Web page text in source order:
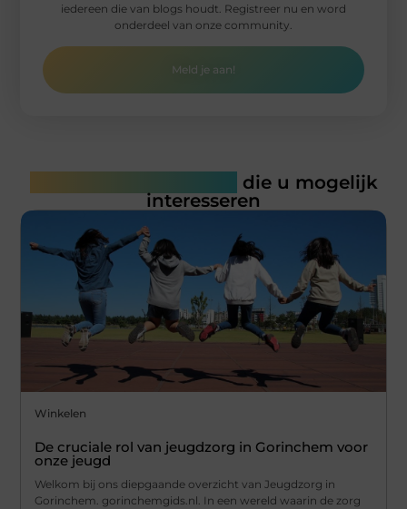
iedereen die van blogs houdt. Registreer nu en word
onderdeel van onze community.
Meld je aan!
die u mogelijk
interesseren
Winkelen
De cruciale rol van jeugdzorg in Gorinchem voor
onze jeugd
Welkom bij ons diepgaande overzicht van Jeugdzorg in
Gorinchem. gorinchemgids.nl. In een wereld waarin de zorg